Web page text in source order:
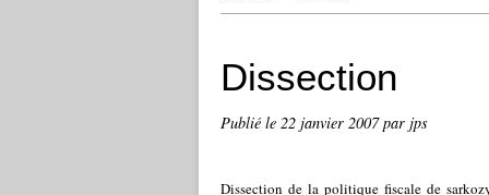
Dissection
Publié le 22 janvier 2007par jps
Dissection de la politique fiscale de